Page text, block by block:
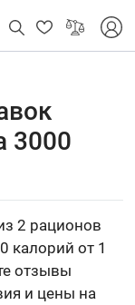
3000
2 рационов
калорий от 1
отзывы
и цены на